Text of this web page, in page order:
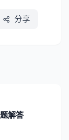
分享
解答